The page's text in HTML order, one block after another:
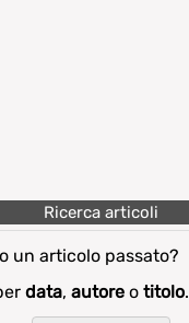
Ricerca articoli
un articolo passato?
data, autore o titolo.